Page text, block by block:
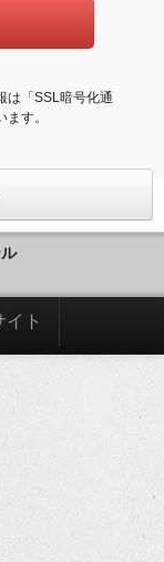
は「SSL暗号化通
す。
イト